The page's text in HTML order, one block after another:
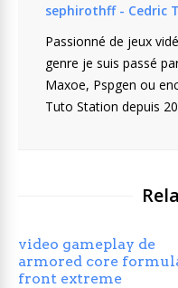
sephirothff - Cedric T
Passionné de jeux
genre je suis passé
Maxoe, Pspgen ou
Tuto Station depuis
video gameplay de
armored core
front extreme